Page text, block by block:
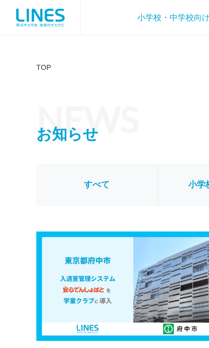
小学校・中学校向け
TOP
NEWS
お知らせ
すべて 小学